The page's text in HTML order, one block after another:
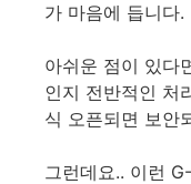
가 마음에 듭니다.
아쉬운 점이 있다
인지 전반적인 처
식 오픈되면 보안
그런데요.. 이런